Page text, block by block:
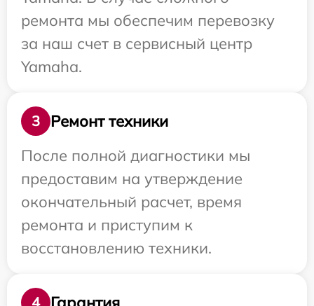
ремонта мы обеспечим перевозку
за наш счет в сервисный центр
Yamaha.
3
Ремонт техники
После полной диагностики мы
предоставим на утверждение
окончательный расчет, время
ремонта и приступим к
восстановлению техники.
4